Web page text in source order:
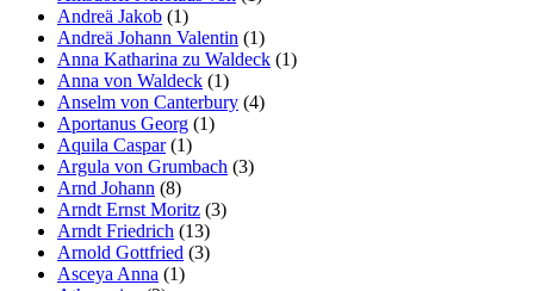
Andreä Jakob (1)
Andreä Johann Valentin (1)
Anna Katharina zu Waldeck (1)
Anna von Waldeck (1)
Anselm von Canterbury (4)
Aportanus Georg (1)
Aquila Caspar(1)
Argula von Grumbach (3)
Arnd Johann (8)
Arndt Ernst Moritz (3)
Arndt Friedrich (13)
Arnold Gottfried (3)
Asceya Anna (1)